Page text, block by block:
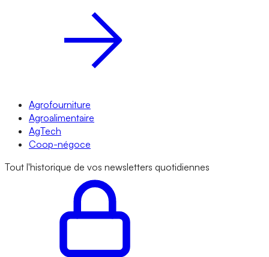
Agrofourniture
Agroalimentaire
AgTech
Coop-négoce
Tout l'historique de vos newsletters quotidiennes